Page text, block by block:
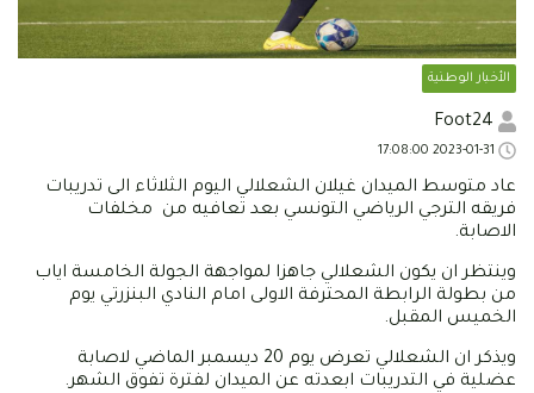
الأخبار الوطنية
عاد متوسط الميدان غيلان الشعلالي اليوم الثلاثاء الى تدريبات
فريقه الترجي الرياضي التونسي بعد تعافيه من مخلفات
الاصابة.
وينتظر ان يكون الشعلالي جاهزا لمواجهة الجولة الخامسة اياب
من بطولة الرابطة المحترفة الاولى امام النادي البنزرتي يوم
الخميس المقبل.
ويذكر ان الشعلالي تعرض يوم 20 ديسمبر الماضي لاصابة
عضلية في التدريبات ابعدته عن الميدان لفترة تفوق الشهر.